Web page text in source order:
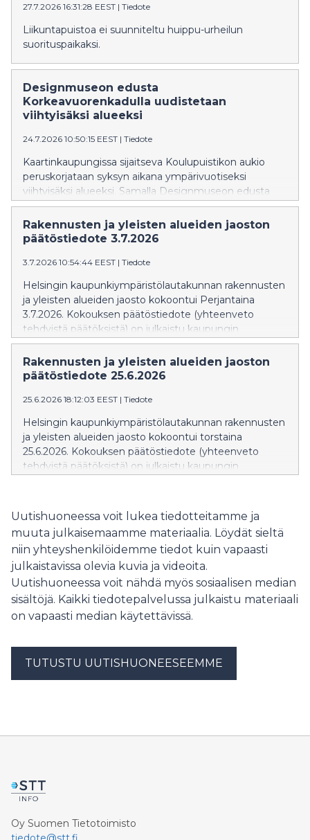
27.7.2026 16:31:28 EEST | Tiedote
Liikuntapuistoa ei suunniteltu huippu-urheilun
suorituspaikaksi.
Designmuseon edusta
Korkeavuorenkadulla uudistetaan
viihtyisäksi alueeksi
24.7.2026 10:50:15 EEST | Tiedote
Kaartinkaupungissa sijaitseva Koulupuistikon aukio
peruskorjataan syksyn aikana ympärivuotiseksi
viihtyisäksi alueeksi. Samalla Designmuseon edusta
Korkeavuorenkadulla ja Merimiehenkadulla
rauhoitetaan aiempaa kävelijäystävällisemmäksi, ja
katujen kunnallistekniikkaa uusitaan.
Rakennusten ja yleisten alueiden jaoston
päätöstiedote 3.7.2026
3.7.2026 10:54:44 EEST | Tiedote
Helsingin kaupunkiympäristölautakunnan rakennusten
ja yleisten alueiden jaosto kokoontui Perjantaina
3.7.2026. Kokouksen päätöstiedote (yhteenveto
tehdyistä päätöksistä) on julkaistu kaupungin
verkkosivuilla: Päätöstiedote » Päätöstiedote näkyy
verkkosivuilla siihen asti kun kokouksen pöytäkirja
julkaistaan. Pöytäkirja korvaa
yleisten alueiden jaoston seuraava kokous on torstaina
20.8.2026.
Rakennusten ja yleisten alueiden jaoston
päätöstiedote 25.6.2026
25.6.2026 18:12:03 EEST | Tiedote
Helsingin kaupunkiympäristölautakunnan rakennusten
ja yleisten alueiden jaosto kokoontui torstaina
25.6.2026. Kokouksen päätöstiedote (yhteenveto
tehdyistä päätöksistä) on julkaistu kaupungin
julkaistaan. Pöytäkirja korvaa
valmistuttuaan päätöstiedotteen. Rakennusten ja
yleisten alueiden jaoston seuraava kokous on
perjantaina 3.7.2026.
Uutishuoneessa voit lukea tiedotteitamme ja
muuta julkaisemaamme materiaalia. Löydät sieltä
niin yhteyshenkilöidemme tiedot kuin vapaasti
julkaistavissa olevia kuvia ja videoita.
Uutishuoneessa voit nähdä myös sosiaalisen median
sisältöjä. Kaikki tiedotepalvelussa julkaistu materiaali
on vapaasti median käytettävissä.
TUTUSTU UUTISHUONEESEEMME
Oy Suomen Tietotoimisto